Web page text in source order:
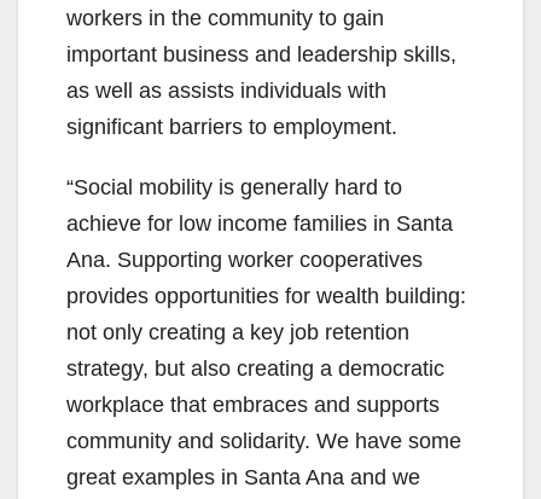
workers in the community to gain
important business and leadership skills,
as well as assists individuals with
significant barriers to employment.
“Social mobility is generally hard to
achieve for low income families in Santa
Ana. Supporting worker cooperatives
provides opportunities for wealth building:
not only creating a key job retention
strategy, but also creating a democratic
workplace that embraces and supports
community and solidarity. We have some
great examples in Santa Ana and we